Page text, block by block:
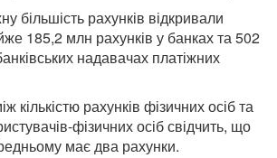
більшість рахунків відкривали
185,2 млн рахунків у банках та 502
надавачах платіжних
кількістю рахунків фізичних осіб та
фізичних осіб свідчить, що
має два рахунки.